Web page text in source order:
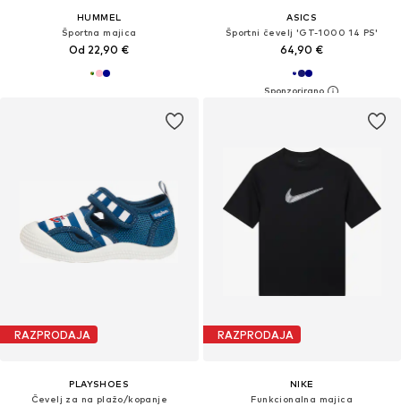
HUMMEL
Športna majica
Od 22,90 €
ASICS
Športni čevelj 'GT-1000 14 PS'
64,90 €
RAZPRODAJA
PLAYSHOES
Čevelj za na plažo/kopanje
RAZPRODAJA
NIKE
Funkcionalna majica